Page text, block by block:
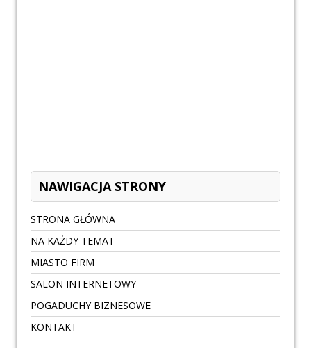
NAWIGACJA STRONY
STRONA GŁÓWNA
NA KAŻDY TEMAT
MIASTO FIRM
SALON INTERNETOWY
POGADUCHY BIZNESOWE
KONTAKT